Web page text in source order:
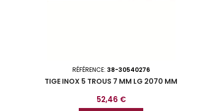
RÉFÉRENCE: 38-30540276
TIGE INOX 5 TROUS 7 MM LG 2070 MM
Prix
52,46 €